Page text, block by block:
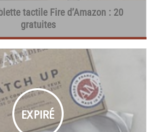
tactile Fire d’Amazon : 20
gratuites